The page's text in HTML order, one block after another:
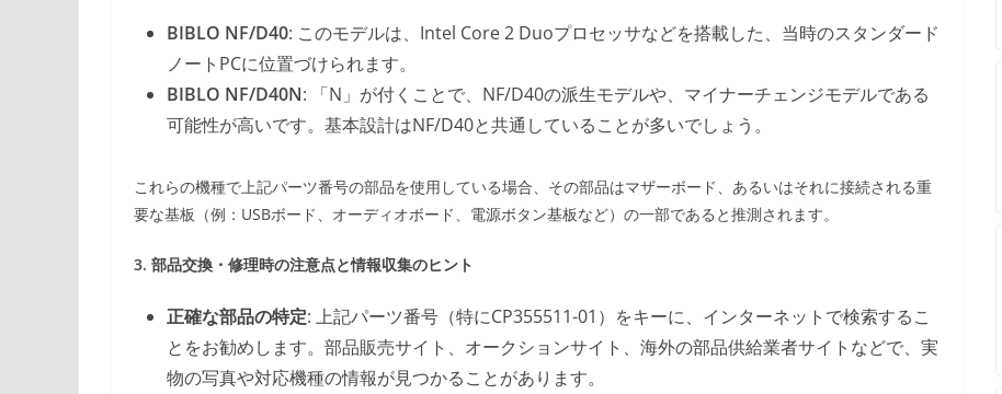
BIBLO NF/D40: このモデルは、Intel Core 2 Duoプロセッサなどを搭載した、当時のスタンダード
ノートPCに位置づけられます。
BIBLO NF/D40N: 「N」が付くことで、NF/D40の派生モデルや、マイナーチェンジモデルである
可能性が高いです。基本設計はNF/D40と共通していることが多いでしょう。
これらの機種で上記パーツ番号の部品を使用している場合、その部品はマザーボード、あるいはそれに接続される重
要な基板（例：USBボード、オーディオボード、電源ボタン基板など）の一部であると推測されます。
3. 部品交換・修理時の注意点と情報収集のヒント
正確な部品の特定: 上記パーツ番号（特にCP355511-01）をキーに、インターネットで検索するこ
とをお勧めします。部品販売サイト、オークションサイト、海外の部品供給業者サイトなどで、実
物の写真や対応機種の情報が見つかることがあります。